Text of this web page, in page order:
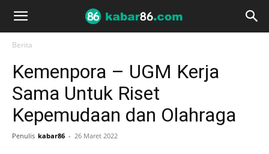
Berita
Kemenpora – UGM Kerja
Sama Untuk Riset
Kepemudaan dan Olahraga
Penulis kabar86 - 26 Maret 2022